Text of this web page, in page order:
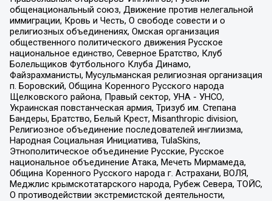
общенациональный союз, Движение против нелегальной
иммиграции, Кровь и Честь, О свободе совести и о
религиозных объединениях, Омская организация
общественного политического движения Русское
национальное единство, Северное Братство, Клуб
Болельщиков Футбольного Клуба Динамо,
Файзрахманисты, Мусульманская религиозная организация
п. Боровский, Община Коренного Русского народа
Щелковского района, Правый сектор, УНА - УНСО,
Украинская повстанческая армия, Тризуб им. Степана
Бандеры, Братство, Белый Крест, Misanthropic division,
Религиозное объединение последователей инглиизма,
Народная Социальная Инициатива, TulaSkins,
Этнополитическое объединение Русские, Русское
национальное объединение Атака, Мечеть Мирмамеда,
Община Коренного Русского народа г. Астрахани, ВОЛЯ,
Меджлис крымскотатарского народа, Рубеж Севера, ТОЙС,
О противодействии экстремистской деятельности,